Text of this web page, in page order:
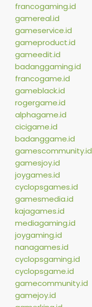
francogaming.id
gamereal.id
gameservice.id
gameproduct.id
gameedit.id
badanggaming.id
francogame.id
gameblack.id
rogergame.id
alphagame.id
cicigame.id
badanggame.id
gamescommunity.id
gamesjoy.id
joygames.id
cyclopsgames.id
gamesmedia.id
kajagames.id
mediagaming.id
joygaming.id
nanagames.id
cyclopsgaming.id
cyclopsgame.id
gamecommunity.id
gamejoy.id